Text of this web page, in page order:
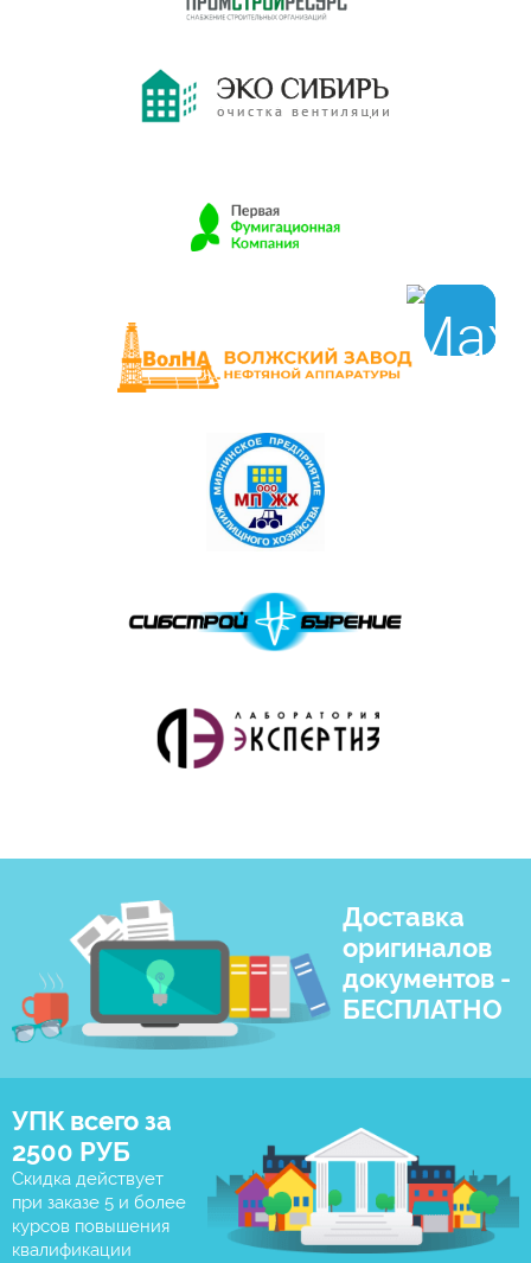
Доставка
оригиналов
документов -
БЕСПЛАТНО
УПК всего за
2500 РУБ
Скидка действует
при заказе 5 и более
курсов повышения
квалификации